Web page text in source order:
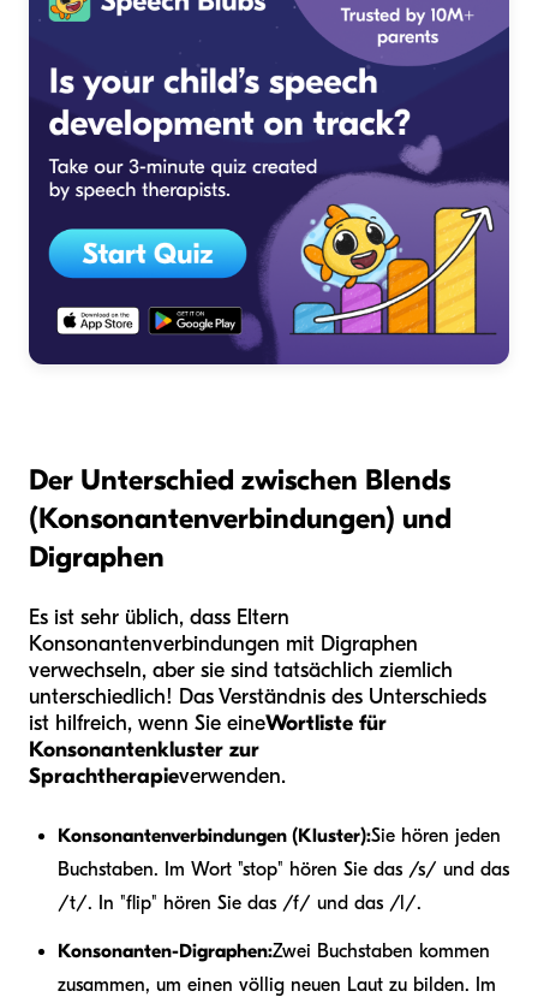
Der Unterschied zwischen Blends
(Konsonantenverbindungen) und
Digraphen
Es ist sehr üblich, dass Eltern
Konsonantenverbindungen mit Digraphen
verwechseln, aber sie sind tatsächlich ziemlich
unterschiedlich! Das Verständnis des Unterschieds
ist hilfreich, wenn Sie eineWortliste für
Konsonantenkluster zur
Sprachtherapieverwenden.
Konsonantenverbindungen (Kluster):Sie hören jeden
Buchstaben. Im Wort "stop" hören Sie das /s/ und das
/t/. In "flip" hören Sie das /f/ und das /l/.
Konsonanten-Digraphen:Zwei Buchstaben kommen
zusammen, um einen völlig neuen Laut zu bilden. Im